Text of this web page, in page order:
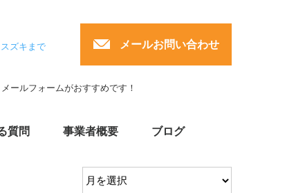
ズキまで メールお問い合わせ
ールフォームがおすすめです！
質問 事業者概要 ブログ